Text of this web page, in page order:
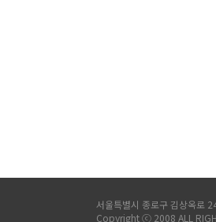
서울특별시 종로구 김상옥로
Copyright ⓒ 2008 ALL